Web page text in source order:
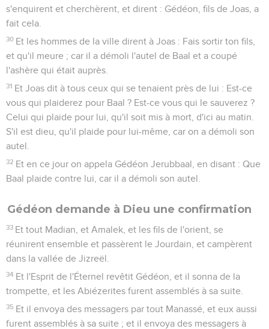
s'enquirent et cherchèrent, et dirent : Gédéon, fils de Joas, a
fait cela.
30 Et les hommes de la ville dirent à Joas : Fais sortir ton fils,
et qu'il meure ; car il a démoli l'autel de Baal et a coupé
l'ashère qui était auprès.
31 Et Joas dit à tous ceux qui se tenaient près de lui : Est-ce
vous qui plaiderez pour Baal ? Est-ce vous qui le sauverez ?
Celui qui plaide pour lui, qu'il soit mis à mort, d'ici au matin.
S'il est dieu, qu'il plaide pour lui-même, car on a démoli son
autel.
32 Et en ce jour on appela Gédéon Jerubbaal, en disant : Que
Baal plaide contre lui, car il a démoli son autel.
Gédéon demande à Dieu une confirmation
33 Et tout Madian, et Amalek, et les fils de l'orient, se
réunirent ensemble et passèrent le Jourdain, et campèrent
dans la vallée de Jizreël.
34 Et l'Esprit de l'Éternel revêtit Gédéon, et il sonna de la
trompette, et les Abiézerites furent assemblés à sa suite.
35 Et il envoya des messagers par tout Manassé, et eux aussi
furent assemblés à sa suite ; et il envoya des messagers à